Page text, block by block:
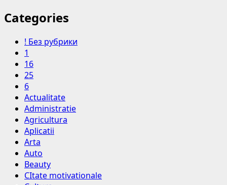
Categories
! Без рубрики
1
16
25
6
Actualitate
Administratie
Agricultura
Aplicatii
Arta
Auto
Beauty
CItate motivationale